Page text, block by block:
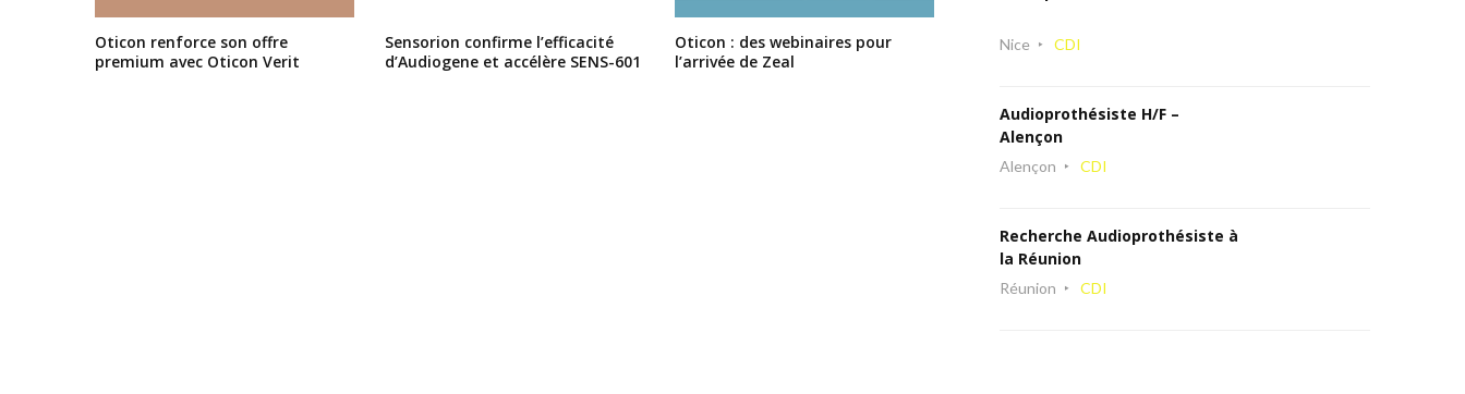
Oticon renforce son offre
premium avec Oticon Verit
Sensorion confirme l’efficacité
d’Audiogene et accélère SENS-601
Oticon : des webinaires pour
l’arrivée de Zeal
Nice CDI
Audioprothésiste H/F –
Alençon
Alençon CDI
Recherche Audioprothésiste à
la Réunion
Réunion CDI